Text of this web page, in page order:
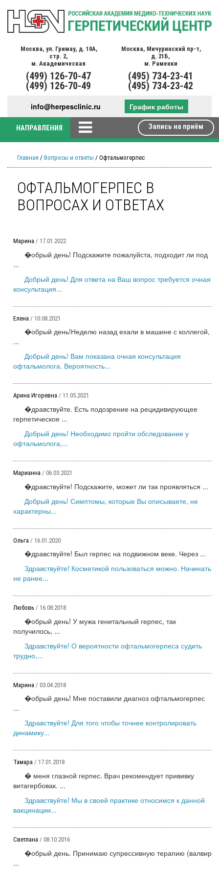
Москва, ул. Гримау, д. 10А,
стр. 2,
м. Академическая
(499) 126-70-47
(499) 126-70-49
Москва, Мичуринский пр-т,
д. 21Б,
м. Раменки
(495) 734-23-41
(495) 734-23-42
info@herpesclinic.ru График работы
НАПРАВЛЕНИЯ Запись на приём
Главная / Вопросы и ответы / Офтальмогерпес
ОФТАЛЬМОГЕРПЕС В
ВОПРОСАХ И ОТВЕТАХ
Марина / 17.01.2022
�обрый день! Подскажите пожалуйста, подходит ли под
...
Добрый день! Для ответа на Ваш вопрос требуется очная
консультация...
Елена / 10.08.2021
�обрый день!Неделю назад ехали в машине с коллегой,
...
Добрый день! Вам показана очная консультация
офтальмолога. Вероятность...
Арина Игоревна / 11.05.2021
�дравствуйте. Есть подозрение на рецидивирующее
герпетическое ...
Добрый день! Необходимо пройти обследование у
офтальмолога,...
Марианна / 06.03.2021
�дравствуйте! Подскажите, может ли так проявляться ...
Добрый день! Симптомы, которые Вы описываете, не
характерны...
Ольга / 16.01.2020
�дравствуйте! Был герпес на подвижном веке. Через ...
Здравствуйте! Косметикой пользоваться можно. Начинать
не ранее...
Любовь / 16.08.2018
�обрый день! У мужа генитальный герпес, так
получилось, ...
Здравствуйте! О вероятности офтальмогерпеса судить
трудно,...
Марина / 03.04.2018
�обрый день! Мне поставили диагноз офтальмогерпес
...
Здравствуйте! Для того чтобы точнее контролировать
динамику...
Тамара / 17.01.2018
� меня глазной герпес. Врач рекомендует прививку
витагербовак. ...
Здравствуйте! Мы в своей практике относимся к данной
вакцинации...
Светлана / 08.10.2016
�обрый день. Принимаю супрессивную терапию (валвир
...